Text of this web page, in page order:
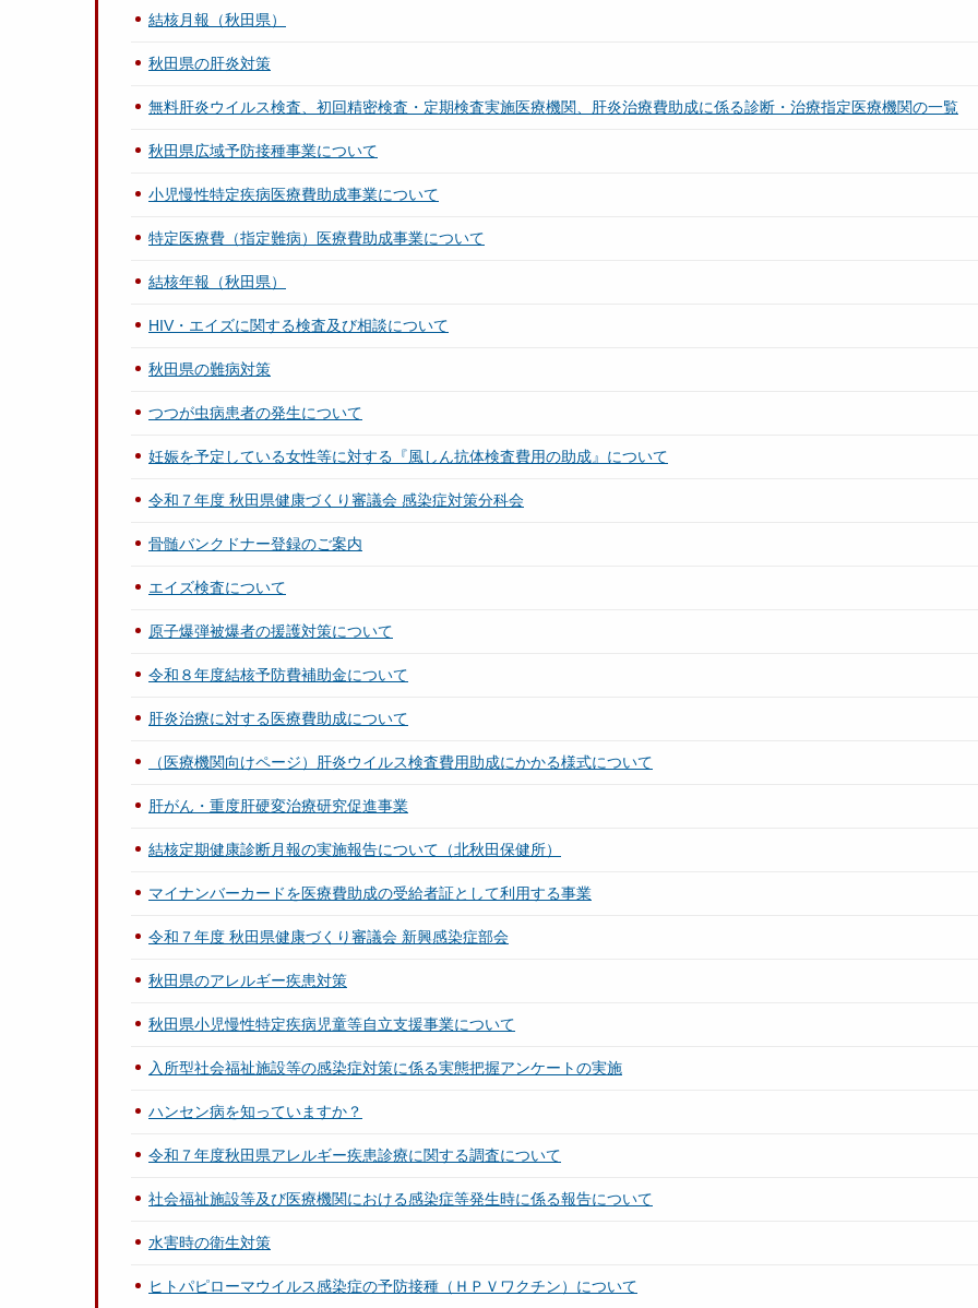
結核月報（秋田県）
秋田県の肝炎対策
無料肝炎ウイルス検査、初回精密検査・定期検査実施医療機関、肝炎治療費助成に係る診断・治療指定医療機関の一覧
秋田県広域予防接種事業について
小児慢性特定疾病医療費助成事業について
特定医療費（指定難病）医療費助成事業について
結核年報（秋田県）
HIV・エイズに関する検査及び相談について
秋田県の難病対策
つつが虫病患者の発生について
妊娠を予定している女性等に対する『風しん抗体検査費用の助成』について
令和７年度 秋田県健康づくり審議会 感染症対策分科会
骨髄バンクドナー登録のご案内
エイズ検査について
原子爆弾被爆者の援護対策について
令和８年度結核予防費補助金について
肝炎治療に対する医療費助成について
（医療機関向けページ）肝炎ウイルス検査費用助成にかかる様式について
肝がん・重度肝硬変治療研究促進事業
結核定期健康診断月報の実施報告について（北秋田保健所）
マイナンバーカードを医療費助成の受給者証として利用する事業
令和７年度 秋田県健康づくり審議会 新興感染症部会
秋田県のアレルギー疾患対策
秋田県小児慢性特定疾病児童等自立支援事業について
入所型社会福祉施設等の感染症対策に係る実態把握アンケートの実施
ハンセン病を知っていますか？
令和７年度秋田県アレルギー疾患診療に関する調査について
社会福祉施設等及び医療機関における感染症等発生時に係る報告について
水害時の衛生対策
ヒトパピローマウイルス感染症の予防接種（ＨＰＶワクチン）について